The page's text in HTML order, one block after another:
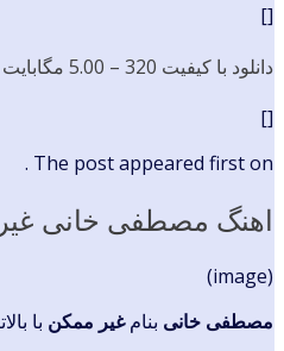
[]
دانلود با کیفیت 320 –
5.00 مگابایت
[]
The post appeared first on .
اهنگ مصطفی خانی
(image)
مصطفی خانی بنامغیر ممکن با